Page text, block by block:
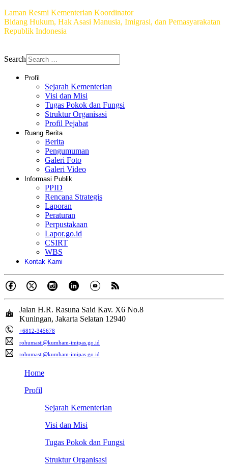
Laman Resmi Kementerian Koordinator
Bidang Hukum, Hak Asasi Manusia, Imigrasi, dan Pemasyarakatan
Republik Indonesia
Search
Profil
Sejarah Kementerian
Visi dan Misi
Tugas Pokok dan Fungsi
Struktur Organisasi
Profil Pejabat
Ruang Berita
Berita
Pengumuman
Galeri Foto
Galeri Video
Informasi Publik
PPID
Rencana Strategis
Laporan
Peraturan
Perpustakaan
Lapor.go.id
CSIRT
WBS
Kontak Kami
Jalan H.R. Rasuna Said Kav. X6 No.8
Kuningan, Jakarta Selatan 12940
+6812-345678
rohumasti@kumham-imipas.go.id
rohumasti@kumham-imipas.go.id
Home
Profil
Sejarah Kementerian
Visi dan Misi
Tugas Pokok dan Fungsi
Struktur Organisasi